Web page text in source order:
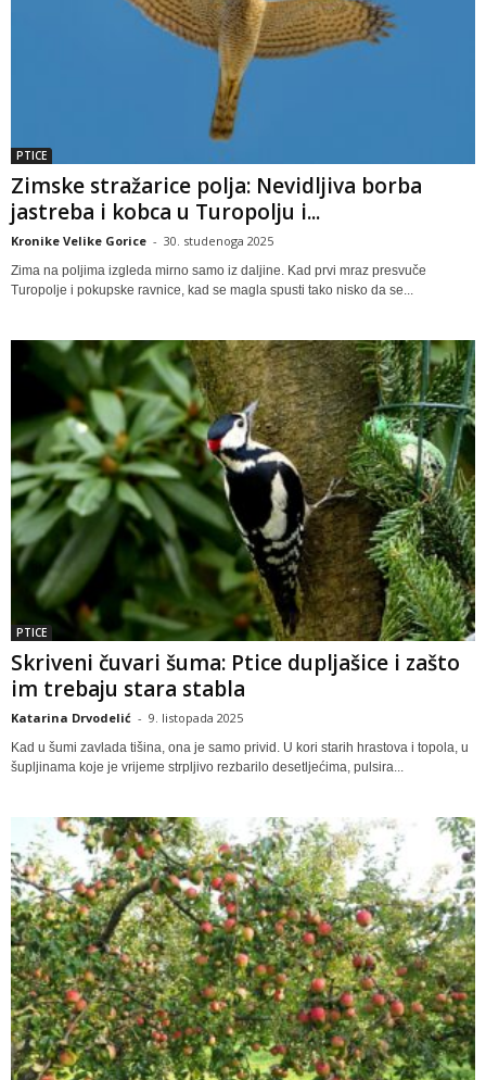
PTICE
Zimske stražarice polja: Nevidljiva borba
jastreba i kobca u Turopolju i...
Kronike Velike Gorice - 30. studenoga 2025
Zima na poljima izgleda mirno samo iz daljine. Kad prvi mraz presvuče
Turopolje i pokupske ravnice, kad se magla spusti tako nisko da se...
PTICE
Skriveni čuvari šuma: Ptice dupljašice i zašto
im trebaju stara stabla
Katarina Drvodelić - 9. listopada 2025
Kad u šumi zavlada tišina, ona je samo privid. U kori starih hrastova i topola, u
šupljinama koje je vrijeme strpljivo rezbarilo desetljećima, pulsira...